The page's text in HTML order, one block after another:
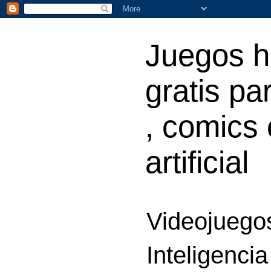
Juegos
gratis
, comics
artificial